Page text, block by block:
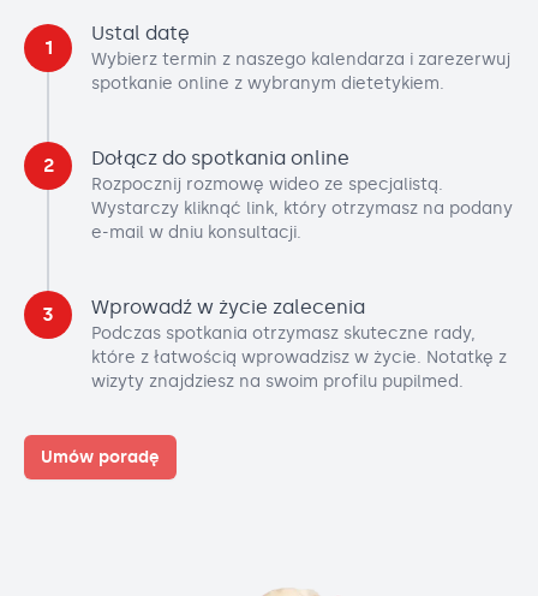
1
Ustal datę
Wybierz termin z naszego kalendarza i zarezerwuj
spotkanie online z wybranym dietetykiem.
2 Dołącz do spotkania online
Rozpocznij rozmowę wideo ze specjalistą.
Wystarczy kliknąć link, który otrzymasz na podany
e-mail w dniu konsultacji.
3 Wprowadź w życie zalecenia
Podczas spotkania otrzymasz skuteczne rady,
które z łatwością wprowadzisz w życie. Notatkę z
wizyty znajdziesz na swoim profilu pupilmed.
Umów poradę